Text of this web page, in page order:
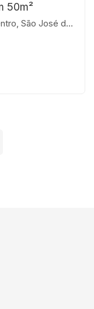
50m²
do Rio Preto-SP